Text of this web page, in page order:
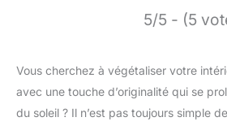
5/5 - (5
Vous cherchez à végétaliser votre
avec une touche d’originalité qui se
du soleil ? Il n’est pas toujours simple